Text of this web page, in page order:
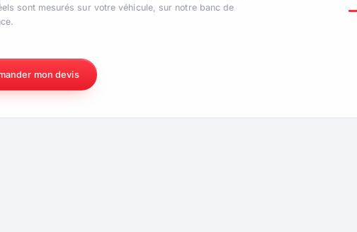
sont mesurés sur votre véhicule, sur notre banc de
mon devis